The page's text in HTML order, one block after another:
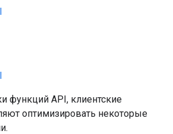
функций API, клиентские
оптимизировать некоторые